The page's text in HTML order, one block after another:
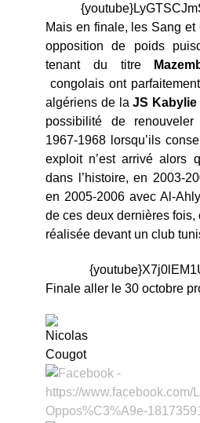
Mais en finale, les Sang
opposition de poids
tenant du titre
congolais ont
algériens de laJS Kabylie
possibilité de
1967-1968 lorsqu’ils
exploit n’est arrivé alors
dans l’histoire, en 2003-
en 2005-2006 avec Al-
de ces deux dernières fois,
réalisée devant un club
Finale aller le 30 octobre